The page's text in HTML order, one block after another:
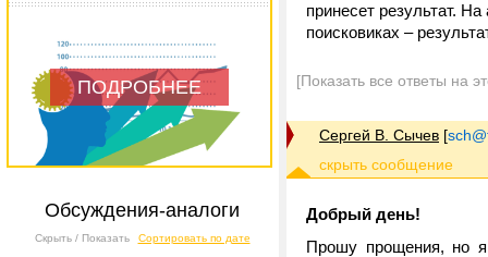
ПОДРОБНЕЕ
Обсуждения-аналоги
Скрыть / Показать Сортировать по дате
принесет результат.
поисковиках –
[Показать все ответы на
Сергей В. Сычев [
Добрый день!
Прошу прощения, но я